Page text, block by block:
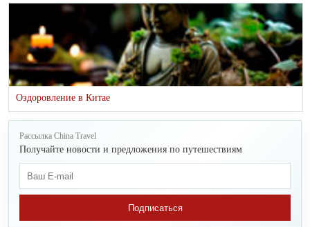
Оздоровление в Китае
Рассылка China Travel
Получайте новости и предложения по путешествиям
Подписаться